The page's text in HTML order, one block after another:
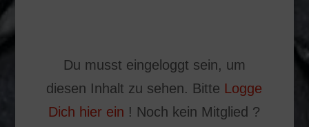
Du musst eingeloggt sein, um
diesen Inhalt zu sehen. Bitte Logge
Dich hier ein ! Noch kein Mitglied ?